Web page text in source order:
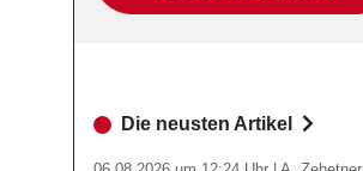
Die neusten Artikel